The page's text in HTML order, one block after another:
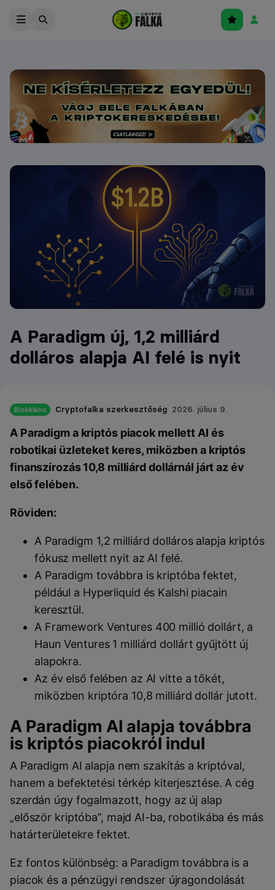
A Paradigm új, 1,2 milliárd
dolláros alapja AI felé is nyit
Blokklánc Cryptofalka szerkesztőség 2026. július 9.
A Paradigm a kriptós piacok mellett AI és
robotikai üzleteket keres, miközben a kriptós
finanszírozás 10,8 milliárd dollárnál járt az év
első felében.
Röviden:
A Paradigm 1,2 milliárd dolláros alapja kriptós
fókusz mellett nyit az AI felé.
A Paradigm továbbra is kriptóba fektet,
például a Hyperliquid és Kalshi piacain
keresztül.
A Framework Ventures 400 millió dollárt, a
Haun Ventures 1 milliárd dollárt gyűjtött új
alapokra.
Az év első felében az AI vitte a tőkét,
miközben kriptóra 10,8 milliárd dollár jutott.
A Paradigm AI alapja továbbra
is kriptós piacokról indul
A Paradigm AI alapja nem szakítás a kriptóval,
hanem a befektetési térkép kiterjesztése. A cég
szerdán úgy fogalmazott, hogy az új alap
„először kriptóba”, majd AI-ba, robotikába és más
határterületekre fektet.
Ez fontos különbség: a Paradigm továbbra is a
piacok és a pénzügyi rendszer újragondolását